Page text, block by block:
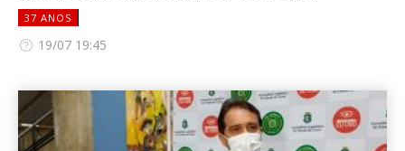
37 ANOS
19/07 19:45